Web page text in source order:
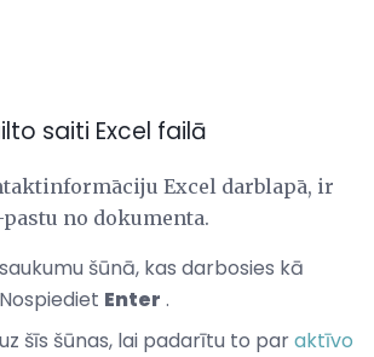
saiti Excel failā
Excel darblapā, ir
no dokumenta.
šūnā, kas darbosies kā
Enter .
šīs šūnas, lai padarītu to paraktīvo